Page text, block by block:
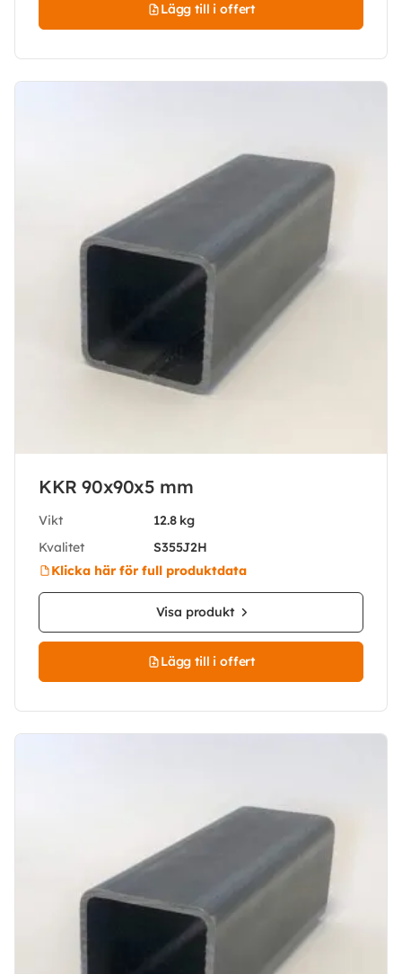
Lägg till i offert
KKR 90x90x5 mm
Vikt
12.8 kg
Kvalitet
S355J2H
Klicka här för full produktdata
Visa produkt
Lägg till i offert